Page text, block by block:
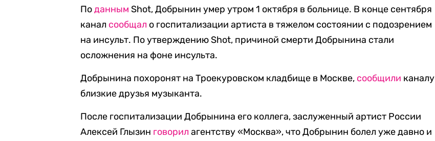
Поданным Shot, Добрынин умер утром 1 октября в больнице. В конце сентября
канал сообщал о госпитализации артиста в тяжелом состоянии с подозрением
на инсульт. По утверждению Shot, причиной смерти Добрынина стали
осложнения на фоне инсульта.
Добрынина похоронят на Троекуровском кладбище в Москве, сообщили каналу
близкие друзья музыканта.
После госпитализации Добрынина его коллега, заслуженный артист России
Алексей Глызин говорил агентству «Москва», что Добрынин болел уже давно и